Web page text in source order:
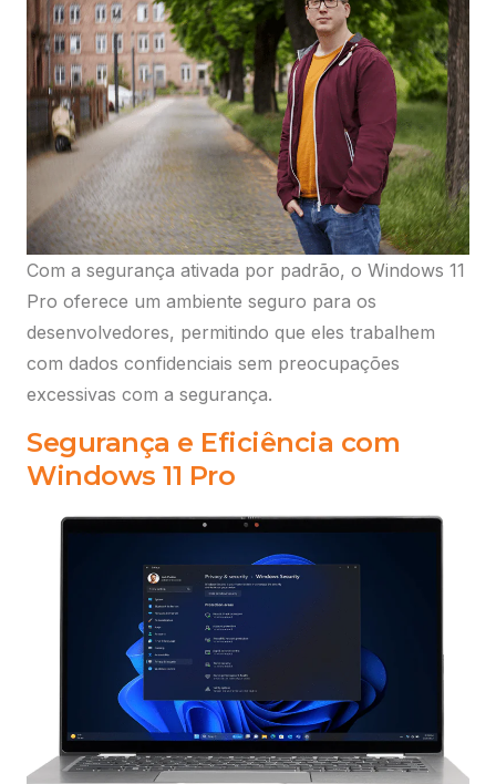
Com a segurança ativada por padrão, o Windows 11
Pro oferece um ambiente seguro para os
desenvolvedores, permitindo que eles trabalhem
com dados confidenciais sem preocupações
excessivas com a segurança.
Segurança e Eficiência com
Windows 11 Pro